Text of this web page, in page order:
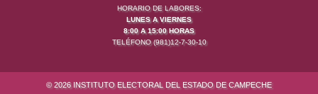
HORARIO DE LABORES:
LUNES A VIERNES
8:00 A 15:00 HORAS
TELÉFONO (981)12-7-30-10
© 2026 INSTITUTO ELECTORAL DEL ESTADO DE CAMPECHE